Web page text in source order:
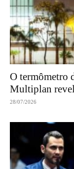
O termômetro
Multiplan
28/07/2026